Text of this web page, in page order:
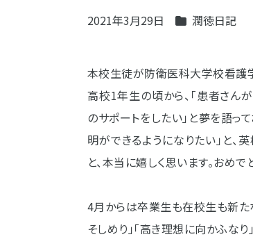
2021年3月29日 潤徳日記
本校生徒が防衛医科大学校看護
高校1年生の頃から、「患者さん
のサポートをしたい」と夢を語っ
明ができるようになりたい」と
と、本当に嬉しく思います。おめで
4月からは卒業生も在校生も新た
そしめり」「高き理想に向かふな